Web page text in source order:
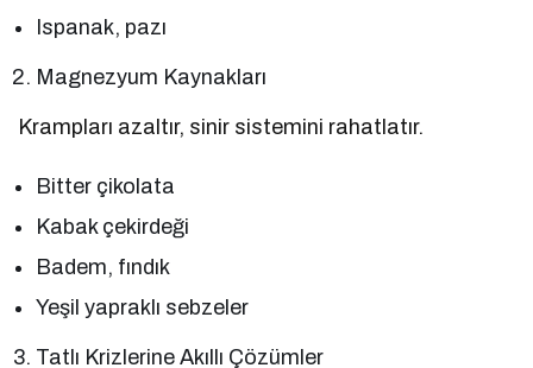
Ispanak, pazı
Magnezyum Kaynakları
Krampları azaltır, sinir sistemini rahatlatır.
Bitter çikolata
Kabak çekirdeği
Badem, fındık
Yeşil yapraklı sebzeler
Tatlı Krizlerine Akıllı Çözümler